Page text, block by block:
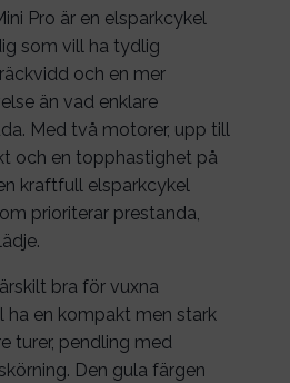
Pro är en elsparkcykel
som vill ha tydlig
och en mer
än vad enklare
Med två motorer, upp till
och en topphastighet på
kraftfull elsparkcykel
prioriterar prestanda,
bra för vuxna
ha en kompakt men stark
turer, pendling med
Den gula färgen